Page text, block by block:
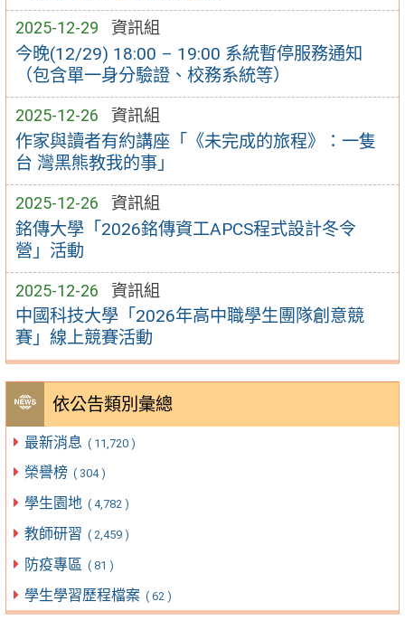
2025-12-29 資訊組
今晚(12/29) 18:00 – 19:00 系統暫停服務通知
（包含單一身分驗證、校務系統等）
2025-12-26 資訊組
作家與讀者有約講座「《未完成的旅程》：一隻
台 灣黑熊教我的事」
2025-12-26 資訊組
銘傳大學「2026銘傳資工APCS程式設計冬令
營」活動
2025-12-26 資訊組
中國科技大學「2026年高中職學生團隊創意競
賽」線上競賽活動
依公告類別彙總
最新消息 ( 11,720 )
榮譽榜 ( 304 )
學生園地 ( 4,782 )
教師研習 ( 2,459 )
防疫專區 ( 81 )
學生學習歷程檔案 ( 62 )